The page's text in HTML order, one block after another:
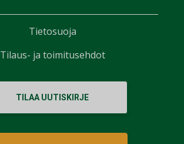
TILAA UUTISKIRJE
Tietosuoja
Tilaus- ja toimitusehdot